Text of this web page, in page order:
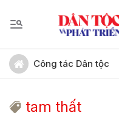
Công tác Dân tộc
tam thất